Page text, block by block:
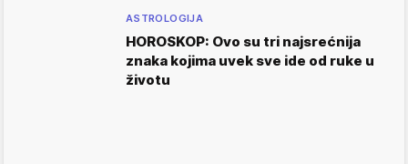
ASTROLOGIJA
HOROSKOP: Ovo su tri najsrećnija
znaka kojima uvek sve ide od ruke u
životu